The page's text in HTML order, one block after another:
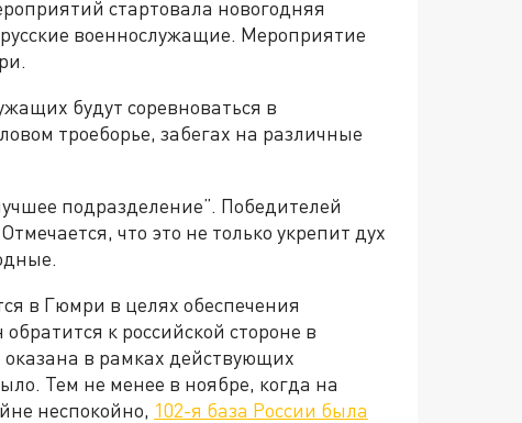
стартовала новогодняя
военнослужащие. Мероприятие
будут соревноваться в
троеборье, забегах на различные
подразделение”. Победителей
что это не только укрепит дух
в Гюмри в целях обеспечения
к российской стороне в
в рамках действующих
Тем не менее в ноябре, когда на
неспокойно, 102-я база России была